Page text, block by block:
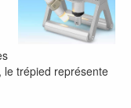
le trépied représente